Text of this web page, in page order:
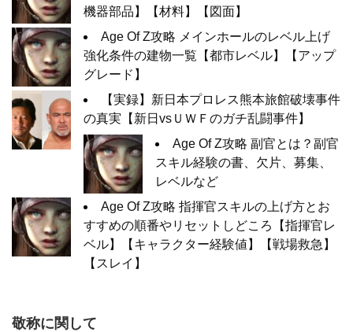
機器部品】【材料】【図面】
Age Of Z攻略 メインホールのレベル上げ
強化条件の建物一覧【都市レベル】【アップ
グレード】
【実録】新日本プロレス熊本旅館破壊事件
の真実【新日vsＵＷＦのガチ乱闘事件】
Age Of Z攻略 副官とは？副官
スキル経験の書、欠片、募集、
レベルなど
Age Of Z攻略 指揮官スキルの上げ方とお
すすめの順番やリセットしどころ【指揮官レ
ベル】【キャラクター経験値】【戦場救急】
【スレイ】
敬称に関して